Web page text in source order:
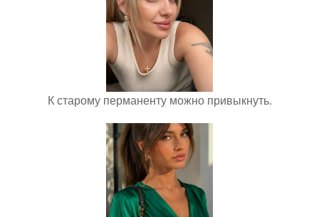
К старому перманенту можно привыкнуть.